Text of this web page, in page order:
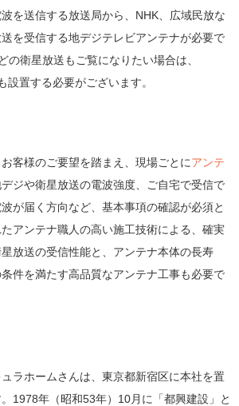
を送信する放送局から、NHK、広域民放な
を受信する地デジテレビアンテナが必要で
の衛星放送もご覧になりたい場合は、
設置する必要がございます。
客様のご要望を踏まえ、現場ごとにアンテ
ジや衛星放送の電波強度、ご自宅で受信で
が届く方向など、基本事項の確認が必須と
アンテナ職人の高い施工技術による、確実
放送の受信性能と、アンテナ本体の長寿
件を満たす高品質なアンテナ工事も必要で
ラホームさんは、東京都新宿区に本社を置
1978年（昭和53年）10月に「都興建設」と